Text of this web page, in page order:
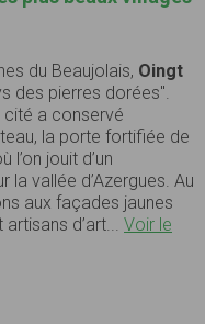
du Beaujolais, Oingt
des pierres dorées".
cité a conservé
la porte fortifiée de
l’on jouit d’un
vallée d’Azergues. Au
aux façades jaunes
d’art... Voir le